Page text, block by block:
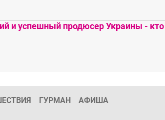
и успешный продюсер Украины - кто
ГУРМАН АФИША